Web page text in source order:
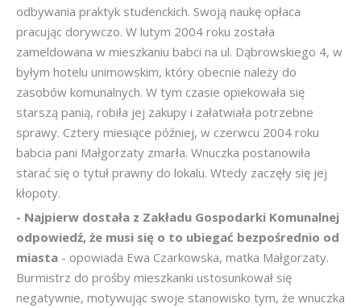
odbywania praktyk studenckich. Swoją naukę opłaca
pracując dorywczo. W lutym 2004 roku została
zameldowana w mieszkaniu babci na ul. Dąbrowskiego 4, w
byłym hotelu unimowskim, który obecnie należy do
zasobów komunalnych. W tym czasie opiekowała się
starszą panią, robiła jej zakupy i załatwiała potrzebne
sprawy. Cztery miesiące później, w czerwcu 2004 roku
babcia pani Małgorzaty zmarła. Wnuczka postanowiła
starać się o tytuł prawny do lokalu. Wtedy zaczęły się jej
kłopoty.
- Najpierw dostała z Zakładu Gospodarki Komunalnej
odpowiedź, że musi się o to ubiegać bezpośrednio od
miasta - opowiada Ewa Czarkowska, matka Małgorzaty.
Burmistrz do prośby mieszkanki ustosunkował się
negatywnie, motywując swoje stanowisko tym, że wnuczka